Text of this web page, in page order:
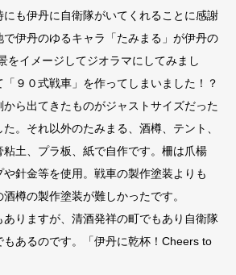
も伊丹に自衛隊がいてくれることに感謝
伊丹のゆるキャラ「たみまる」が伊丹の
をイメージしてジオラマにしてみまし
９０式戦車」を作ってしまいました！？
から出てきたものがジャストサイズだった
。それ以外のたみまる、酒樽、テント、
土、プラ板、紙で自作です。柵は爪楊
針金等を使用。戦車の製作塗装よりも
酒樽の製作塗装が難しかったです。
りますが、清酒発祥の町でもあり自衛隊
あるのです。「伊丹に乾杯！Cheers to